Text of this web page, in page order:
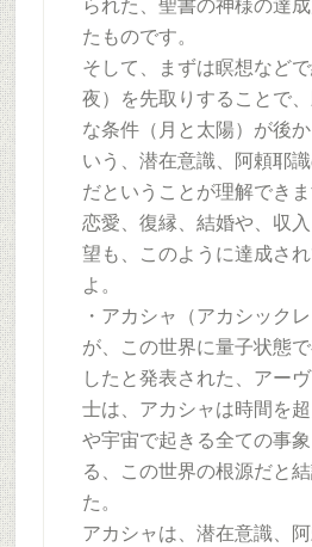
られた、聖書の神様の達
たものです。
そして、まずは瞑想など
夜）を先取りすることで
な条件（月と太陽）が後
いう、潜在意識、阿頼耶
だということが理解できま
恋愛、復縁、結婚や、収
望も、このように達成さ
よ。
・アカシャ（アカシックレ
が、この世界に量子状態
したと発表された、アー
士は、アカシャは時間を
や宇宙で起きる全ての事
る、この世界の根源だと
た。
アカシャは、潜在意識、